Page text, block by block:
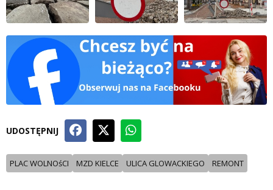
UDOSTĘPNIJ
PLAC WOLNOśCI MZD KIELCE ULICA GLOWACKIEGO REMONT